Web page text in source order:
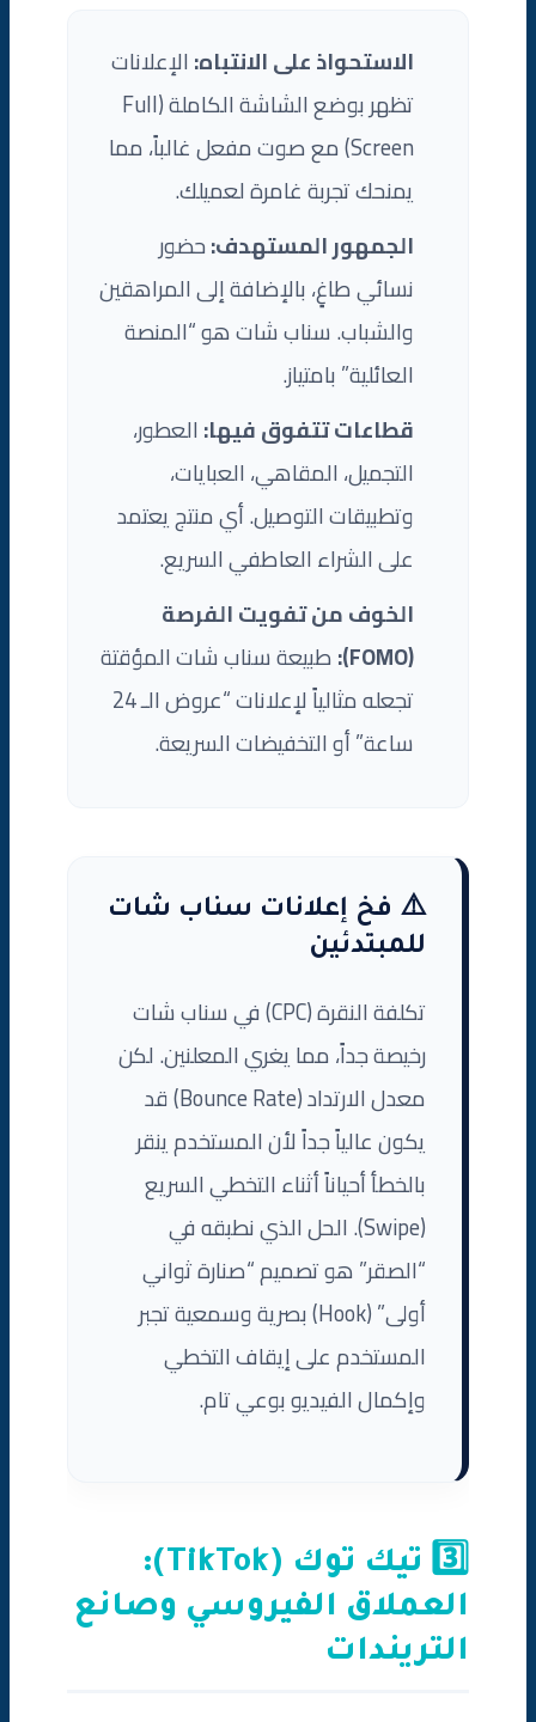
الاستحواذ على الانتباه: الإعلانات
تظهر بوضع الشاشة الكاملة (Full
Screen) مع صوت مفعل غالباً، مما
يمنحك تجربة غامرة لعميلك.
الجمهور المستهدف:حضور
نسائي طاغٍ، بالإضافة إلى المراهقين
والشباب. سناب شات هو “المنصة
العائلية” بامتياز.
قطاعات تتفوق فيها: العطور،
التجميل، المقاهي، العبايات،
وتطبيقات التوصيل. أي منتج يعتمد
على الشراء العاطفي السريع.
الخوف من تفويت الفرصة
(FOMO):
طبيعة سناب شات المؤقتة
تجعله مثالياً لإعلانات “عروض الـ 24
ساعة” أو التخفيضات السريعة.
⚠️ فخ إعلانات سناب شات
للمبتدئين
تكلفة النقرة (CPC) في سناب شات
رخيصة جداً، مما يغري المعلنين. لكن
معدل الارتداد (Bounce Rate) قد
يكون عالياً جداً لأن المستخدم ينقر
بالخطأ أحياناً أثناء التخطي السريع
(Swipe). الحل الذي نطبقه في
“الصقر” هو تصميم “صنارة ثواني
أولى” (Hook) بصرية وسمعية تجبر
المستخدم على إيقاف التخطي
وإكمال الفيديو بوعي تام.
3️⃣ تيك توك (TikTok):
العملاق الفيروسي وصانع
التريندات